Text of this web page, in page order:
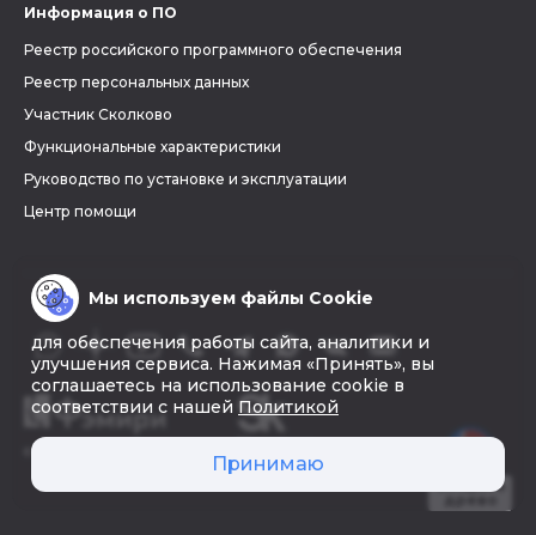
Информация о ПО
Реестр российского программного обеспечения
Реестр персональных данных
Участник Сколково
Функциональные характеристики
Руководство по установке и эксплуатации
Центр помощи
© 2026 «Фэмири»
Мы используем файлы Cookie
для обеспечения работы сайта, аналитики и
улучшения сервиса. Нажимая «Принять», вы
соглашаетесь на использование cookie в
соответствии с нашей Политикой
Принимаю
Создать